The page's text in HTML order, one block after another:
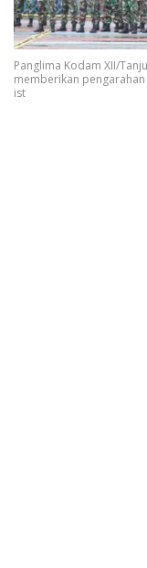
Panglima Kodam XII/
memberikan
ist